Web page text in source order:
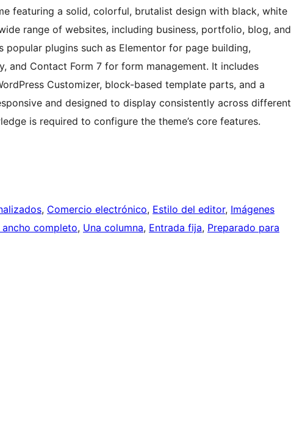
featuring a solid, colorful, brutalist design with black, white
range of websites, including business, portfolio, blog, and
plugins such as Elementor for page building,
and Contact Form 7 for form management. It includes
Customizer, block-based template parts, and a
and designed to display consistently across different
is required to configure the theme’s core features.
, Comercio electrónico, Estilo del editor, Imágenes
ancho completo, Una columna, Entrada fija, Preparado para